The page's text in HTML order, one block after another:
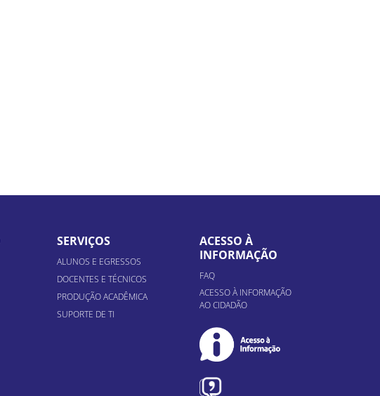
SERVIÇOS
ALUNOS E EGRESSOS
DOCENTES E TÉCNICOS
PRODUÇÃO ACADÊMICA
SUPORTE DE TI
ACESSO À
INFORMAÇÃO
FAQ
ACESSO À INFORMAÇÃO
AO CIDADÃO